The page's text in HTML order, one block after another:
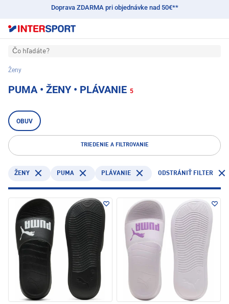
Doprava ZDARMA pri objednávke nad 50€**
Čo hľadáte?
Ženy
PUMA • ŽENY • PLÁVANIE 5
OBUV
TRIEDENIE A FILTROVANIE
ŽENY PUMA PLÁVANIE ODSTRÁNIŤ FILTER